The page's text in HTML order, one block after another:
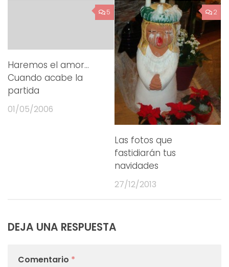
5
Haremos el amor…
Cuando acabe la
partida
01/05/2006
2
Las fotos que
fastidiarán tus
navidades
27/12/2013
DEJA UNA RESPUESTA
Comentario *